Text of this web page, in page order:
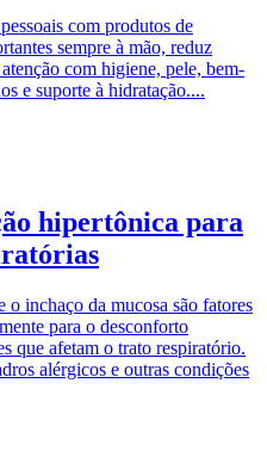
com produtos de
sempre à mão, reduz
com higiene, pele, bem-
e suporte à hidratação....
hipertônica para
o inchaço da mucosa são fatores
para o desconforto
que afetam o trato respiratório.
alérgicos e outras condições